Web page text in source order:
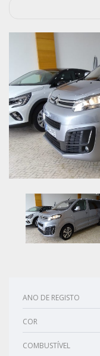
ANO DE REGISTO
COR
COMBUSTÍVEL